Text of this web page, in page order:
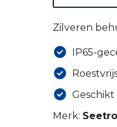
Zilveren
IP65-
Geschikt
Merk: